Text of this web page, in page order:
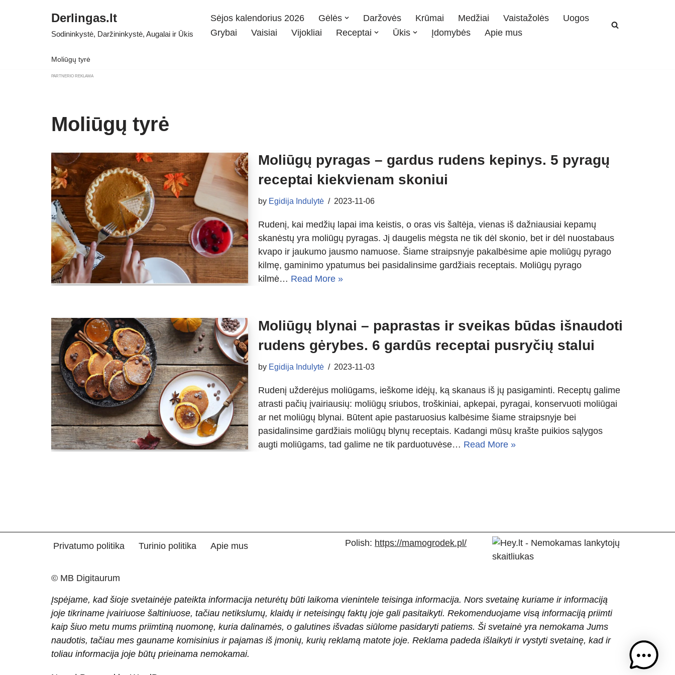
Derlingas.lt
Sodininkystė, Daržininkystė, Augalai ir Ūkis
Sėjos kalendorius 2026 Gėlės Daržovės Krūmai Medžiai Vaistažolės
Uogos
Grybai
Vaisiai Vijokliai Receptai Ūkis Įdomybės Apie mus
Moliūgų tyrė
PARTNERIO REKLAMA
Moliūgų tyrė
Moliūgų pyragas – gardus rudens kepinys. 5 pyragų
receptai kiekvienam skoniui
by Egidija Indulytė 2023-11-06
Rudenį, kai medžių lapai ima keistis, o oras vis šaltėja, vienas iš dažniausiai kepamų
skanėstų yra moliūgų pyragas. Jį daugelis mėgsta ne tik dėl skonio, bet ir dėl nuostabaus
kvapo ir jaukumo jausmo namuose. Šiame straipsnyje pakalbėsime apie moliūgų pyrago
kilmę, gaminimo ypatumus bei pasidalinsime gardžiais receptais. Moliūgų pyrago
kilmė… Read More »
Moliūgų blynai – paprastas ir sveikas būdas išnaudoti
rudens gėrybes. 6 gardūs receptai pusryčių stalui
by Egidija Indulytė 2023-11-03
Rudenį užderėjus moliūgams, ieškome idėjų, ką skanaus iš jų pasigaminti. Receptų galime
atrasti pačių įvairiausių: moliūgų sriubos, troškiniai, apkepai, pyragai, konservuoti moliūgai
ar net moliūgų blynai. Būtent apie pastaruosius kalbėsime šiame straipsnyje bei
pasidalinsime gardžiais moliūgų blynų receptais. Kadangi mūsų krašte puikios sąlygos
augti moliūgams, tad galime ne tik parduotuvėse… Read More »
Privatumo politika Turinio politika Apie mus Polish: https://mamogrodek.pl/
© MB Digitaurum
Įspėjame, kad šioje svetainėje pateikta informacija neturėtų būti laikoma vienintele teisinga informacija. Nors svetainę kuriame ir informaciją
joje tikriname įvairiuose šaltiniuose, tačiau netikslumų, klaidų ir neteisingų faktų joje gali pasitaikyti. Rekomenduojame visą informaciją priimti
kaip šiuo metu mums priimtiną nuomonę, kuria dalinamės, o galutines išvadas siūlome pasidaryti patiems. Ši svetainė yra nemokama Jums
naudotis, tačiau mes gauname komisinius ir pajamas iš įmonių, kurių reklamą matote joje. Reklama padeda išlaikyti ir vystyti svetainę, kad ir
toliau informacija joje būtų prieinama nemokamai.